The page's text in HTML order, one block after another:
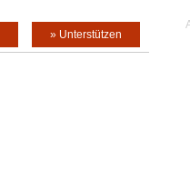
» Unterstützen